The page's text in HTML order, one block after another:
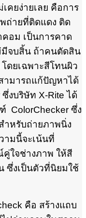
คยง่ายเลย คือการ
ถ่ายที่ติดแดง ติด
อม เป็นการคาด
มีจบสิ้น ถ้าคนตัดสิน
ดยเฉพาะสีโทนผิว
ามารถแก้ปัญหาได้
งบริษัท X-Rite ได้
ซึ่ง
ำหรับถ่ายภาพนิ่ง
ามนี้จะเน้นที่
คู่ใจช่างภาพ ให้สี
ซึ่งเป็นตัวที่นิยมใช้
คือ สร้างแถบ